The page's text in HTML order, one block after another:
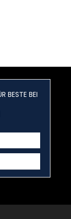
BESTE BEI